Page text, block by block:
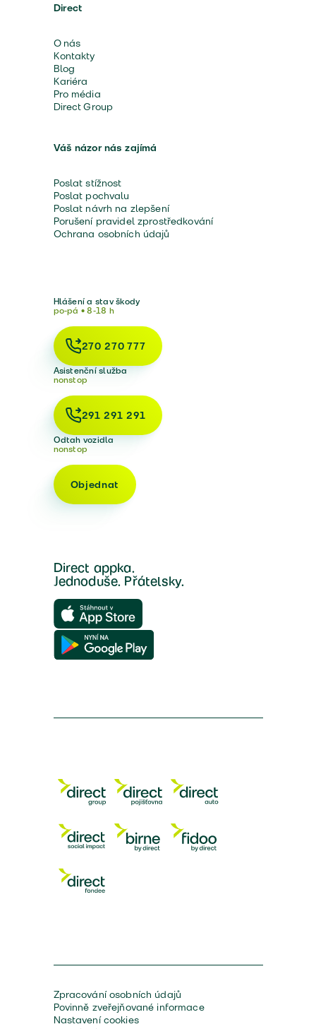
Direct
O nás
Kontakty
Blog
Kariéra
Pro média
Direct Group
Váš názor nás zajímá
Poslat stížnost
Poslat pochvalu
Poslat návrh na zlepšení
Porušení pravidel zprostředkování
Ochrana osobních údajů
Hlášení a stav škody
po-pá • 8-18 h
270 270 777
Asistenční služba
nonstop
291 291 291
Odtah vozidla
nonstop
Objednat
Direct appka.
Jednoduše. Přátelsky.
Zpracování osobních údajů
Povinně zveřejňované informace
Nastavení cookies